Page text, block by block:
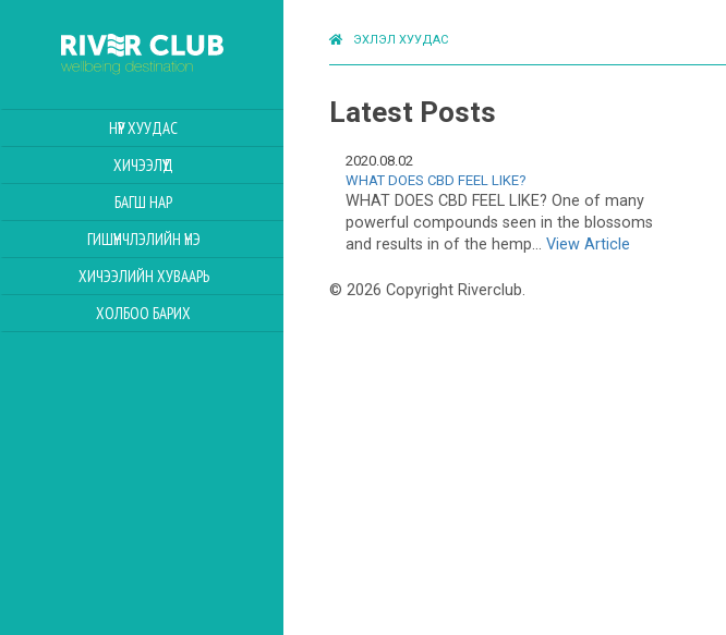
НҮҮР ХУУДАС
ХИЧЭЭЛҮҮД
БАГШ НАР
ГИШҮҮНЧЛЭЛИЙН ҮНЭ
ХИЧЭЭЛИЙН ХУВААРЬ
ХОЛБОО БАРИХ
ЭХЛЭЛ ХУУДАС
Latest Posts
2020.08.02
WHAT DOES CBD FEEL LIKE?
WHAT DOES CBD FEEL LIKE? One of many
powerful compounds seen in the blossoms
and results in of the hemp... View Article
© 2026 Copyright Riverclub.